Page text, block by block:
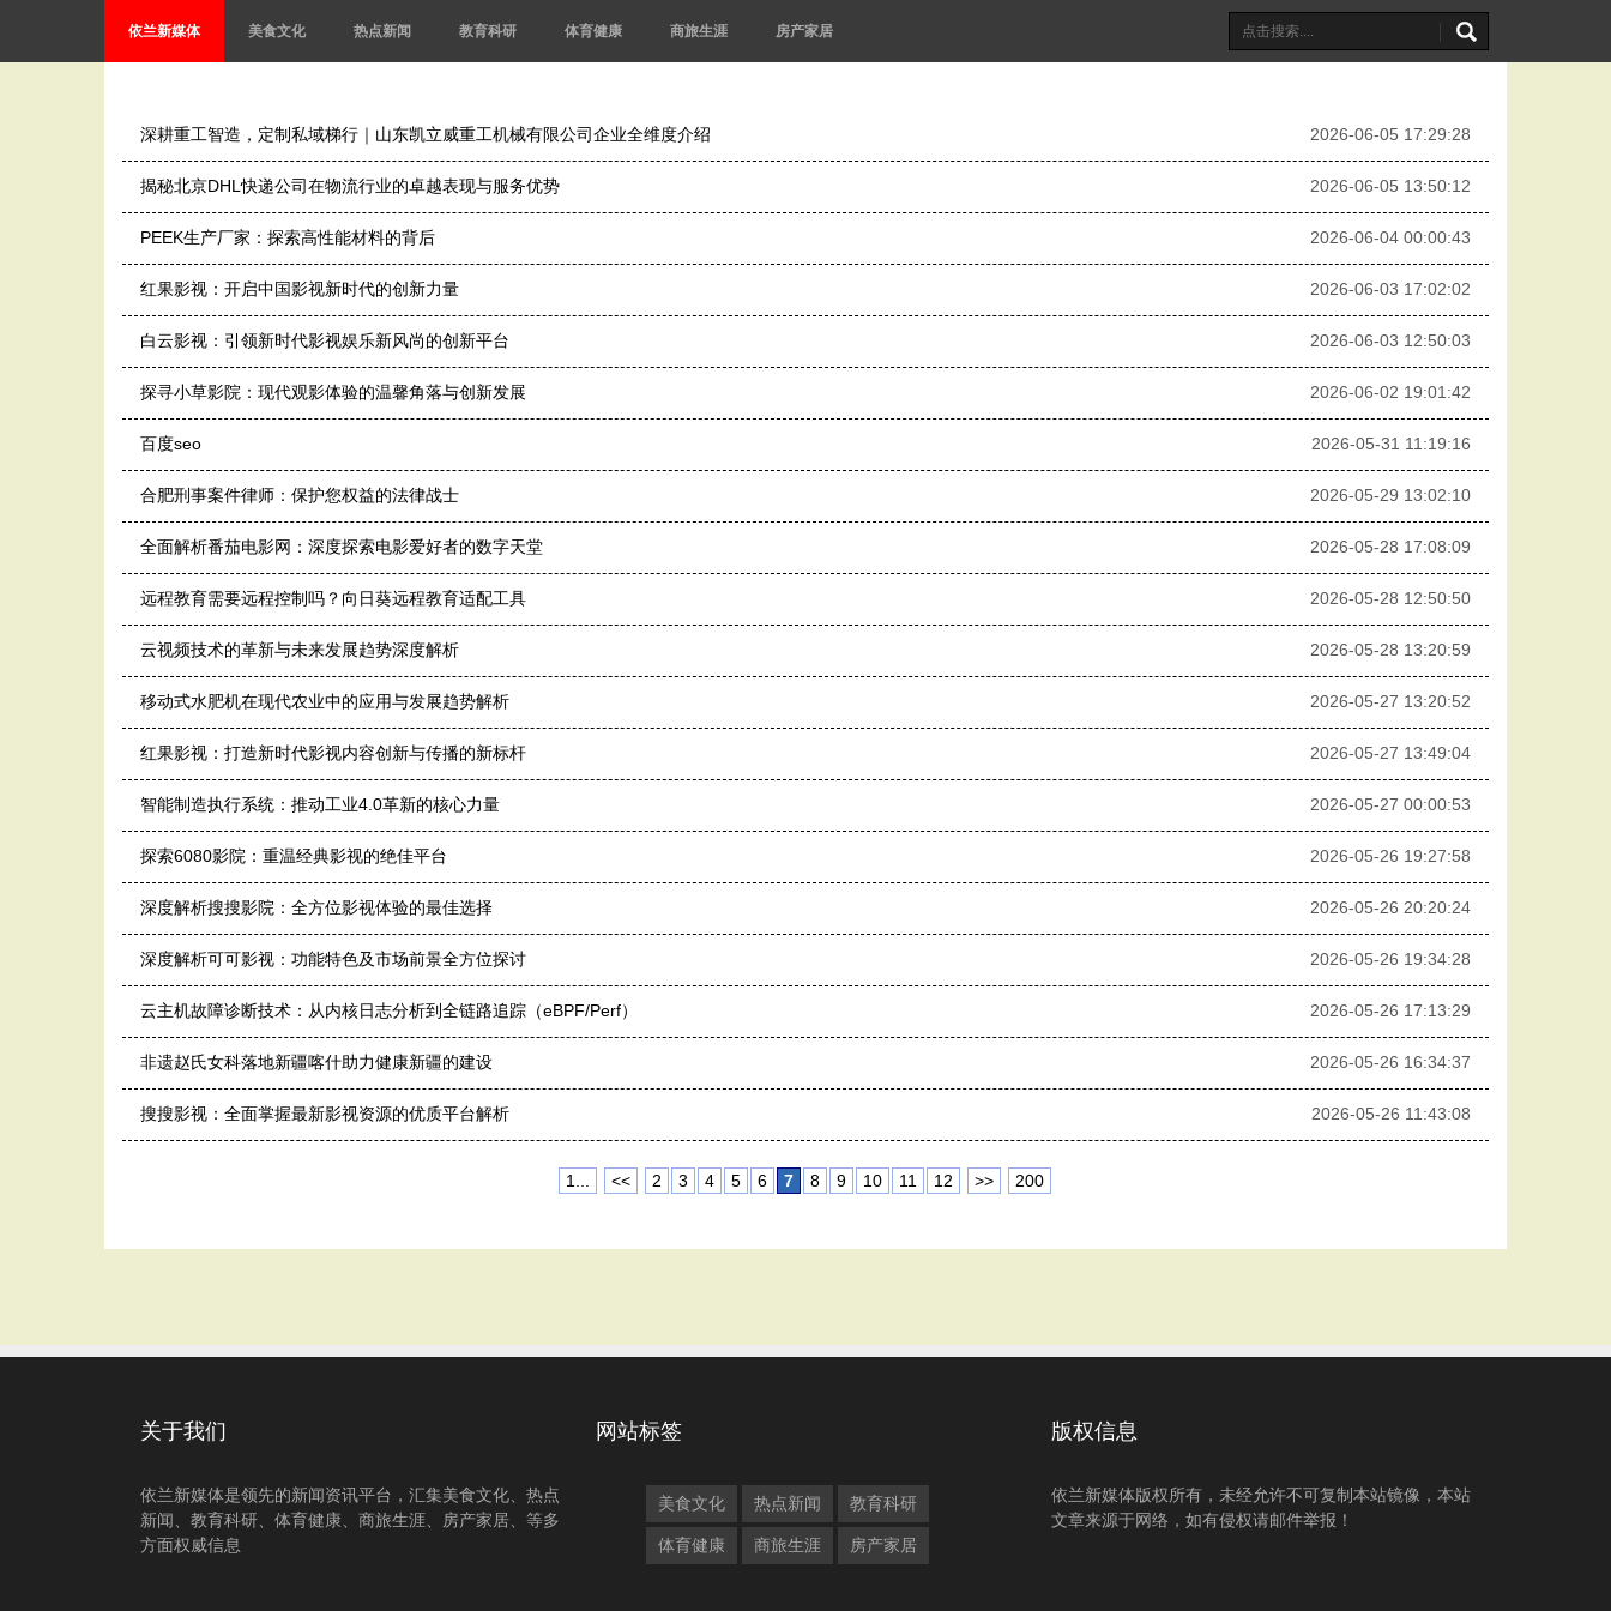
依兰新媒体 美食文化 热点新闻 教育科研 体育健康 商旅生涯 房产家居
深耕重工智造，定制私域梯行｜山东凯立威重工机械有限公司企业全维度介绍 2026-06-05 17:29:28
揭秘北京DHL快递公司在物流行业的卓越表现与服务优势 2026-06-05 13:50:12
PEEK生产厂家：探索高性能材料的背后 2026-06-04 00:00:43
红果影视：开启中国影视新时代的创新力量 2026-06-03 17:02:02
白云影视：引领新时代影视娱乐新风尚的创新平台 2026-06-03 12:50:03
探寻小草影院：现代观影体验的温馨角落与创新发展 2026-06-02 19:01:42
百度seo 2026-05-31 11:19:16
合肥刑事案件律师：保护您权益的法律战士 2026-05-29 13:02:10
全面解析番茄电影网：深度探索电影爱好者的数字天堂 2026-05-28 17:08:09
远程教育需要远程控制吗？向日葵远程教育适配工具 2026-05-28 12:50:50
云视频技术的革新与未来发展趋势深度解析 2026-05-28 13:20:59
移动式水肥机在现代农业中的应用与发展趋势解析 2026-05-27 13:20:52
红果影视：打造新时代影视内容创新与传播的新标杆 2026-05-27 13:49:04
智能制造执行系统：推动工业4.0革新的核心力量 2026-05-27 00:00:53
探索6080影院：重温经典影视的绝佳平台 2026-05-26 19:27:58
深度解析搜搜影院：全方位影视体验的最佳选择 2026-05-26 20:20:24
深度解析可可影视：功能特色及市场前景全方位探讨 2026-05-26 19:34:28
云主机故障诊断技术：从内核日志分析到全链路追踪（eBPF/Perf） 2026-05-26 17:13:29
非遗赵氏女科落地新疆喀什助力健康新疆的建设 2026-05-26 16:34:37
搜搜影视：全面掌握最新影视资源的优质平台解析 2026-05-26 11:43:08
1... << 2 3 4 5 6 7 8 9 10 11 12 >> 200
关于我们
依兰新媒体是领先的新闻资讯平台，汇集美食文化、热点
新闻、教育科研、体育健康、商旅生涯、房产家居、等多
方面权威信息
网站标签
美食文化 热点新闻 教育科研
体育健康 商旅生涯 房产家居
版权信息
依兰新媒体版权所有，未经允许不可复制本站镜像，本站
文章来源于网络，如有侵权请邮件举报！